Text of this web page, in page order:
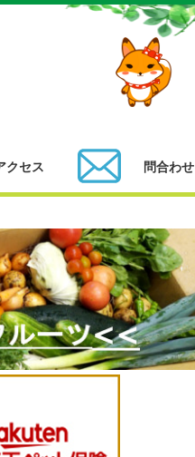
クセス 問合わせ